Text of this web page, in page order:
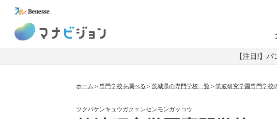
【注目!】
ホーム 専門学校を調べる 茨城県の専門学校一覧 筑波研究学園専門学校
ツクバケンキュウガクエンセンモンガッコウ